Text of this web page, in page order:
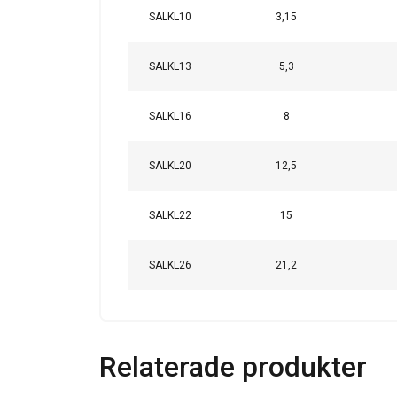
SALKL10 3,15
SALKL13 5,3
SALKL16 8
SALKL20 12,5
SALKL22 15
SALKL26 21,2
Relaterade produkter
Tämä sivusto
Tietosuojakäytäntö